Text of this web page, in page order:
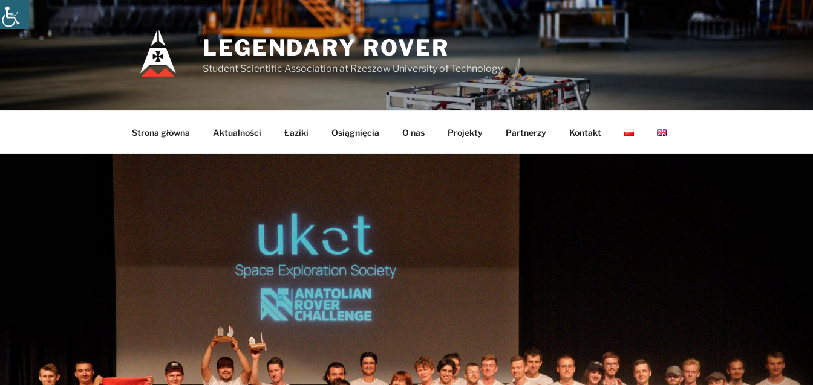
Przejdź
do
treści
LEGENDARY ROVER
Student Scientific Association at Rzeszow University of Technology
Strona główna Aktualności Łaziki Osiągnięcia O nas Projekty Partnerzy Kontakt